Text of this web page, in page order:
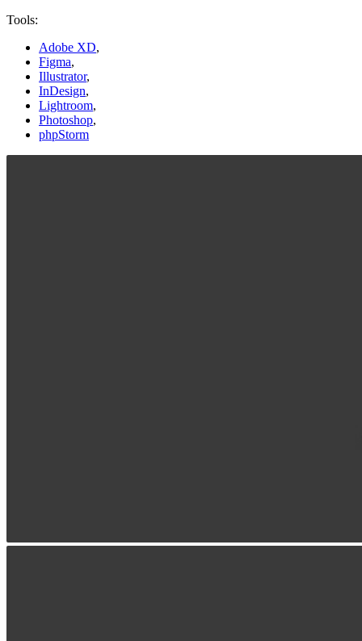
Tools:
Adobe XD,
Figma,
Illustrator,
InDesign,
Lightroom,
Photoshop,
phpStorm